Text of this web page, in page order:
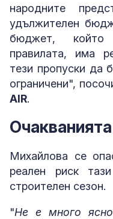
народните
удължителен
бюджет,
правилата, има
тези пропуски да
ограничени",
AIR.
Михайлова се
реален риск
строителен сезон.
"Не е много